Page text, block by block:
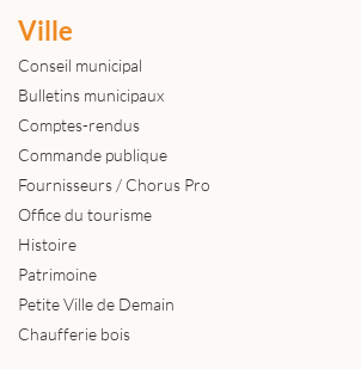
Ville
Conseil municipal
Bulletins municipaux
Comptes-rendus
Commande publique
Fournisseurs / Chorus Pro
Office du tourisme
Histoire
Patrimoine
Petite Ville de Demain
Chaufferie bois